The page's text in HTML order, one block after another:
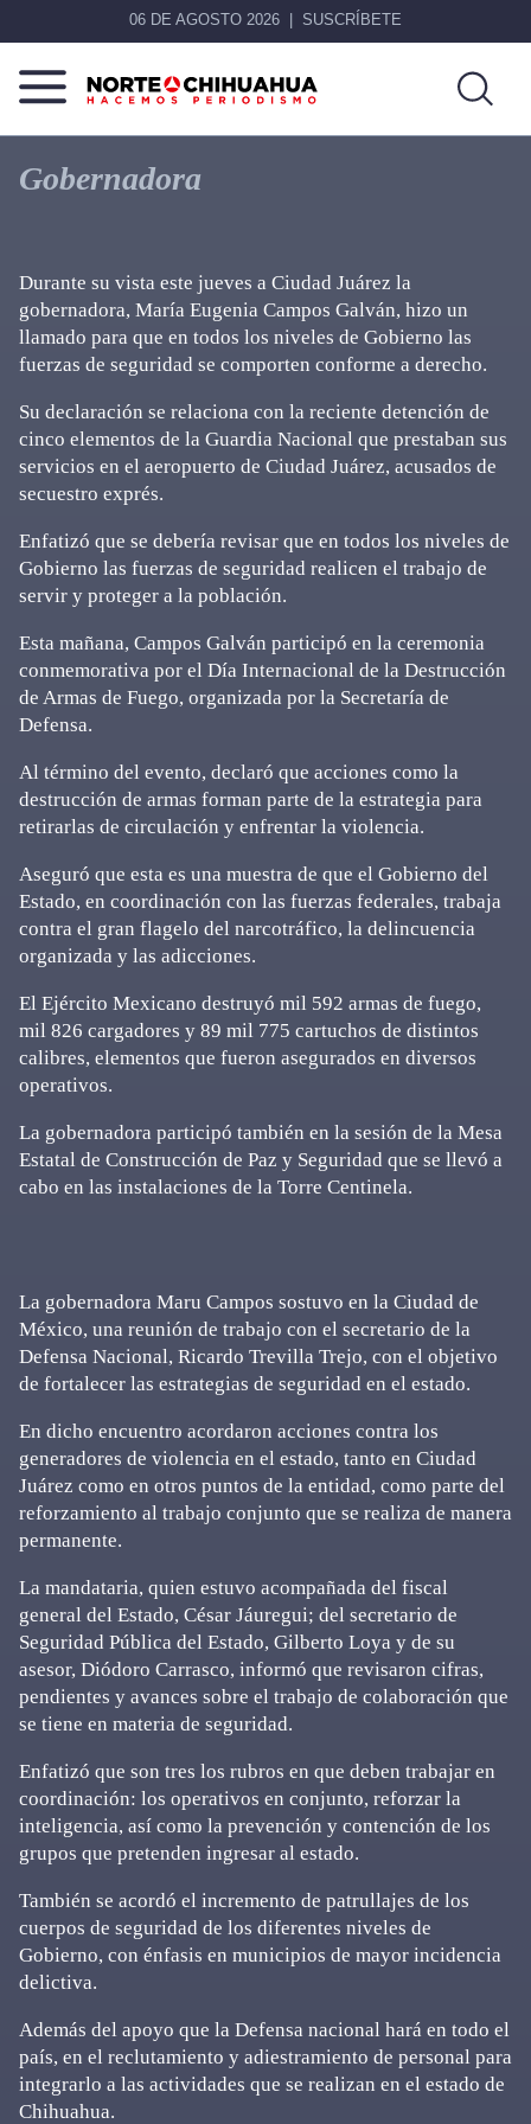
06 DE AGOSTO 2026 SUSCRÍBETE
Norte
Chihuahua
Más
que
noticias,
Gobernadora
Durante su vista este jueves a Ciudad Juárez la
gobernadora, María Eugenia Campos Galván, hizo un
llamado para que en todos los niveles de Gobierno las
fuerzas de seguridad se comporten conforme a derecho.
Su declaración se relaciona con la reciente detención de
cinco elementos de la Guardia Nacional que prestaban sus
servicios en el aeropuerto de Ciudad Juárez, acusados de
secuestro exprés.
Enfatizó que se debería revisar que en todos los niveles de
Gobierno las fuerzas de seguridad realicen el trabajo de
servir y proteger a la población.
Esta mañana, Campos Galván participó en la ceremonia
conmemorativa por el Día Internacional de la Destrucción
de Armas de Fuego, organizada por la Secretaría de
Defensa.
Al término del evento, declaró que acciones como la
destrucción de armas forman parte de la estrategia para
retirarlas de circulación y enfrentar la violencia.
Aseguró que esta es una muestra de que el Gobierno del
Estado, en coordinación con las fuerzas federales, trabaja
contra el gran flagelo del narcotráfico, la delincuencia
organizada y las adicciones.
El Ejército Mexicano destruyó mil 592 armas de fuego,
mil 826 cargadores y 89 mil 775 cartuchos de distintos
calibres, elementos que fueron asegurados en diversos
operativos.
La gobernadora participó también en la sesión de la Mesa
Estatal de Construcción de Paz y Seguridad que se llevó a
cabo en las instalaciones de la Torre Centinela.
La gobernadora Maru Campos sostuvo en la Ciudad de
México, una reunión de trabajo con el secretario de la
Defensa Nacional, Ricardo Trevilla Trejo, con el objetivo
de fortalecer las estrategias de seguridad en el estado.
En dicho encuentro acordaron acciones contra los
generadores de violencia en el estado, tanto en Ciudad
Juárez como en otros puntos de la entidad, como parte del
reforzamiento al trabajo conjunto que se realiza de manera
permanente.
La mandataria, quien estuvo acompañada del fiscal
general del Estado, César Jáuregui; del secretario de
Seguridad Pública del Estado, Gilberto Loya y de su
asesor, Diódoro Carrasco, informó que revisaron cifras,
pendientes y avances sobre el trabajo de colaboración que
se tiene en materia de seguridad.
Enfatizó que son tres los rubros en que deben trabajar en
coordinación: los operativos en conjunto, reforzar la
inteligencia, así como la prevención y contención de los
grupos que pretenden ingresar al estado.
También se acordó el incremento de patrullajes de los
cuerpos de seguridad de los diferentes niveles de
Gobierno, con énfasis en municipios de mayor incidencia
delictiva.
Además del apoyo que la Defensa nacional hará en todo el
país, en el reclutamiento y adiestramiento de personal para
integrarlo a las actividades que se realizan en el estado de
Chihuahua.